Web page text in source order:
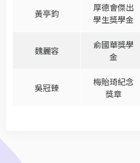
黃亭鈞
厚德會傑出
學生獎學金
魏麗容
俞國華獎學
金
吳冠臻
梅貽琦紀念
獎章